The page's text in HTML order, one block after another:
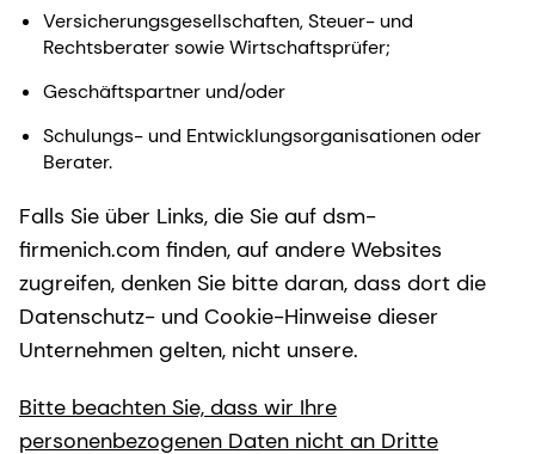
Versicherungsgesellschaften, Steuer- und
Rechtsberater sowie Wirtschaftsprüfer;
Geschäftspartner und/oder
Schulungs- und Entwicklungsorganisationen oder
Berater.
Falls Sie über Links, die Sie auf dsm-
firmenich.com finden, auf andere Websites
zugreifen, denken Sie bitte daran, dass dort die
Datenschutz- und Cookie-Hinweise dieser
Unternehmen gelten, nicht unsere.
Bitte beachten Sie, dass wir Ihre
personenbezogenen Daten nicht an Dritte